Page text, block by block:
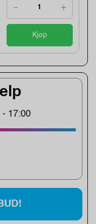
- 17:00
Kjøp